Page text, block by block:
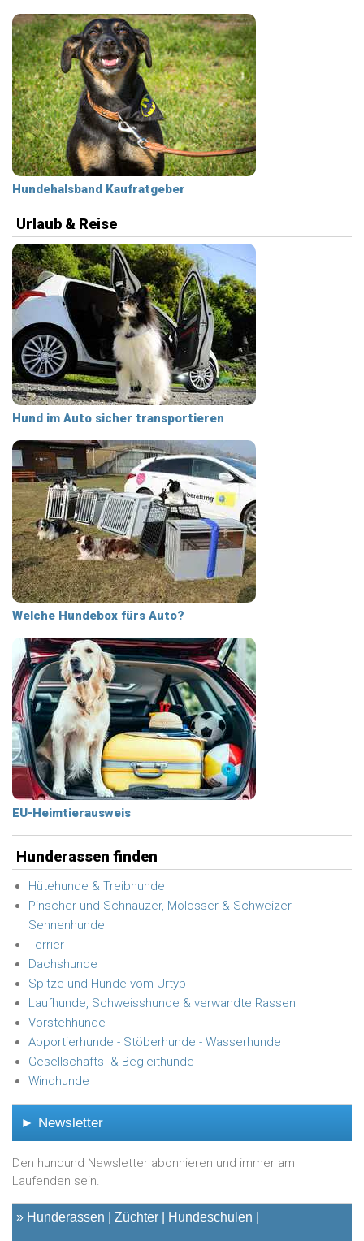
Hundehalsband Kaufratgeber
Urlaub & Reise
Hund im Auto sicher transportieren
Welche Hundebox fürs Auto?
EU-Heimtierausweis
Hunderassen finden
Hütehunde & Treibhunde
Pinscher und Schnauzer, Molosser & Schweizer
Sennenhunde
Terrier
Dachshunde
Spitze und Hunde vom Urtyp
Laufhunde, Schweisshunde & verwandte Rassen
Vorstehhunde
Apportierhunde - Stöberhunde - Wasserhunde
Gesellschafts- & Begleithunde
Windhunde
► Newsletter
Den hundund Newsletter abonnieren und immer am
Laufenden sein.
» Hunderassen Züchter Hundeschulen